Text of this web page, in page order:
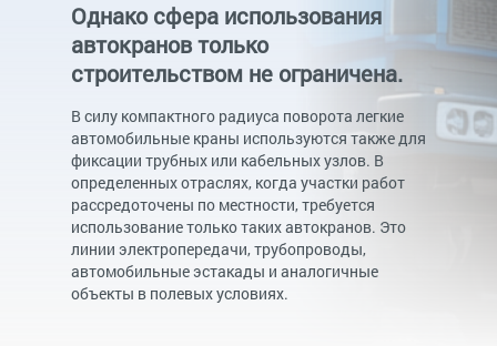
Однако сфера использования
автокранов только
строительством не ограничена.
В силу компактного радиуса поворота легкие
автомобильные краны используются также для
фиксации трубных или кабельных узлов. В
определенных отраслях, когда участки работ
рассредоточены по местности, требуется
использование только таких автокранов. Это
линии электропередачи, трубопроводы,
автомобильные эстакады и аналогичные
объекты в полевых условиях.